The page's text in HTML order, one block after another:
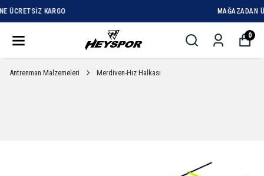
0
Antrenman Malzemeleri Merdiven-Hız Halkası